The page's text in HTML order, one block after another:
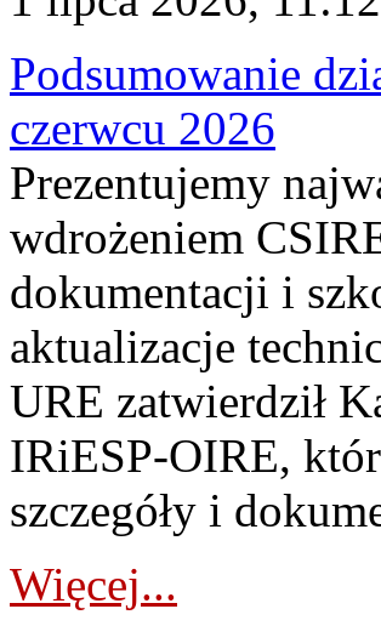
Podsumowanie
czerwcu 2026
Prezentujemy
wdrożeniem
dokumentacji i
aktualizacje
URE zatwierdził
IRiESP‑OIRE,
szczegóły i
Więcej...